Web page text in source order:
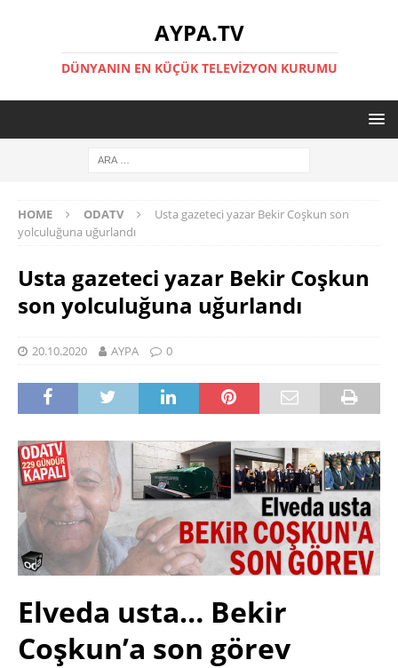
AYPA.TV
DÜNYANIN EN KÜÇÜK TELEVIZYON KURUMU
HOME ODATV
Usta gazeteci yazar Bekir Coşkun son
yolculuğuna uğurlandı
Usta gazeteci yazar Bekir Coşkun
son yolculuğuna uğurlandı
20.10.2020 AYPA 0
Elveda usta… Bekir
Coşkun’a son görev